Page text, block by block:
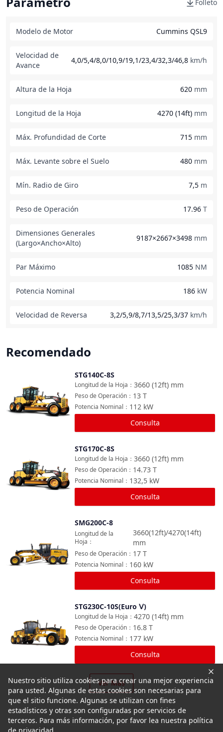
Folleto
Modelo de Motor Cummins QSL9
Velocidad de
Avance
4,0/5,4/8,0/10,9/19,1/23,4/32,3/46,8 km/h
Altura de la Hoja 620 mm
Longitud de la Hoja 4270 (14ft) mm
Máx. Profundidad de Corte 715 mm
Máx. Levante sobre el Suelo 480 mm
Mín. Radio de Giro 7,5 m
Peso de Operación 17.96 T
Dimensiones Generales
(Largo×Ancho×Alto)
9187×2667×3498 mm
Par Máximo 1085 NM
Potencia Nominal 186 kW
Velocidad de Reversa 3,2/5,9/8,7/13,5/25,3/37 km/h
Recomendado
STG140C-8S
3660 (12ft) mm
Longitud de la Hoja ：
13 T
Peso de Operación ：
112 kW
Potencia Nominal ：
Consulta
STG170C-8S
3660 (12ft) mm
Longitud de la Hoja ：
14.73 T
Peso de Operación ：
132,5 kW
Potencia Nominal ：
Consulta
SMG200C-8
3660(12ft)/4270(14ft)
mm
Longitud de la
Hoja ：
17 T
Peso de Operación ：
160 kW
Potencia Nominal ：
Consulta
STG230C-10S(Euro Ⅴ)
4270 (14ft) mm
Longitud de la Hoja ：
16.8 T
Peso de Operación ：
177 kW
Potencia Nominal ：
Consulta
Ver Más
Nuestro sitio utiliza cookies para crear una mejor experiencia
para usted. Algunas de estas cookies son necesarias para
que el sitio funcione. Algunas se utilizan con fines
estadísticos y otras son configuradas por servicios de
terceros. Para más información, por favor lea nuestra política